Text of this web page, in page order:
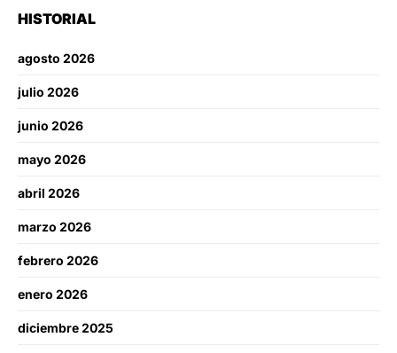
HISTORIAL
agosto 2026
julio 2026
junio 2026
mayo 2026
abril 2026
marzo 2026
febrero 2026
enero 2026
diciembre 2025